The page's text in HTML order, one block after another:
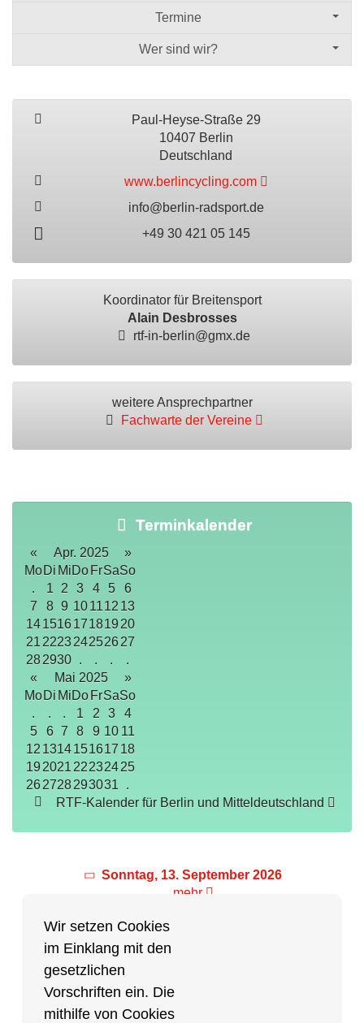
Wir setzen Cookies
im Einklang mit den
gesetzlichen
Vorschriften ein. Die
mithilfe von Cookies
Termine
Wer sind wir?
Paul-Heyse-Straße 29
10407 Berlin
Deutschland
www.berlincycling.com
info@berlin-radsport.de
+49 30 421 05 145
Koordinator für Breitensport
Alain Desbrosses
rtf-in-berlin@gmx.de
weitere Ansprechpartner
Fachwarte der Vereine
Terminkalender
« Apr. 2025
»
MoDi MiDo FrSaSo
.
1 2 3 4 5
6
7
8 9 10 1112 13
141516171819 20
21 222324252627
282930 . . .
.
«
Mai 2025
»
MoDi MiDo FrSaSo
.
. . 1 2 3
4
5
6 7 8 9 10 11
12 1314151617 18
19 2021 22232425
262728293031
.
RTF-Kalender für Berlin und Mitteldeutschland
Sonntag, 13. September 2026
mehr
Partner des Breitensports